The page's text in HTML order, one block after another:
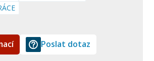
Poslat dotaz